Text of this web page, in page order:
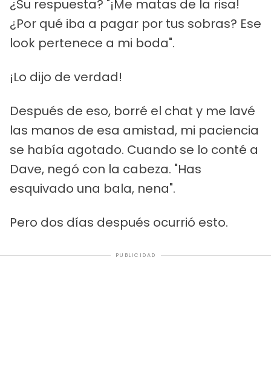
¿Su respuesta? "¡Me matas de la risa!
¿Por qué iba a pagar por tus sobras? Ese
look pertenece a mi boda".
¡Lo dijo de verdad!
Después de eso, borré el chat y me lavé
las manos de esa amistad, mi paciencia
se había agotado. Cuando se lo conté a
Dave, negó con la cabeza. "Has
esquivado una bala, nena".
Pero dos días después ocurrió esto.
PUBLICIDAD